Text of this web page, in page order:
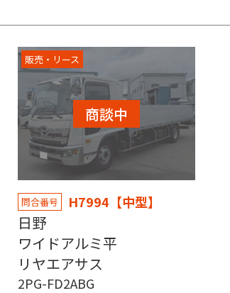
商談中
販売・リース
問合番号 H7994【中型】
日野
ワイドアルミ平
リヤエアサス
2PG-FD2ABG